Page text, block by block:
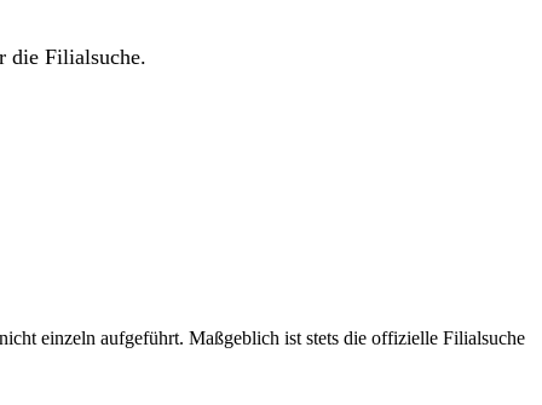
die Filialsuche.
einzeln aufgeführt. Maßgeblich ist stets die offizielle Filialsuche